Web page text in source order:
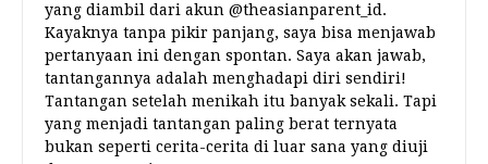
yang diambil dari akun @theasianparent_id.
Kayaknya tanpa pikir panjang, saya bisa menjawab
pertanyaan ini dengan spontan. Saya akan jawab,
tantangannya adalah menghadapi diri sendiri!
Tantangan setelah menikah itu banyak sekali. Tapi
yang menjadi tantangan paling berat ternyata
bukan seperti cerita-cerita di luar sana yang diuji